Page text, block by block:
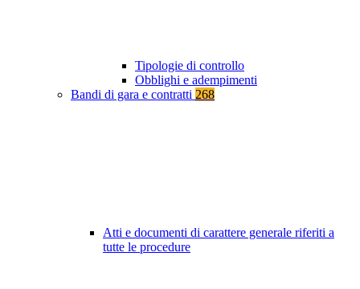
Tipologie di controllo
Obblighi e adempimenti
Bandi di gara e contratti 268
Atti e documenti di carattere generale riferiti a
tutte le procedure